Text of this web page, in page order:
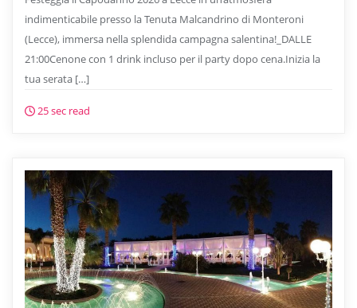
indimenticabile presso la Tenuta Malcandrino di Monteroni
(Lecce), immersa nella splendida campagna salentina!_DALLE
21:00Cenone con 1 drink incluso per il party dopo cena.Inizia la
tua serata […]
25 sec read